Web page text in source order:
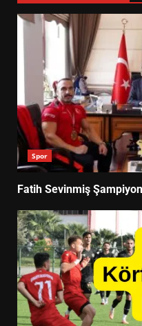
Spor
Fatih Sevinmiş